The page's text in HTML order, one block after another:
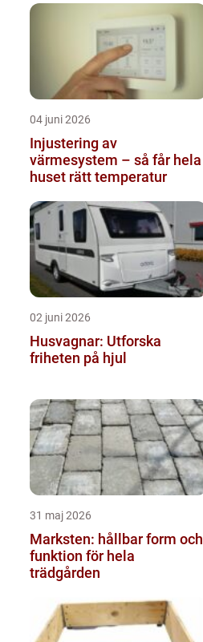
04 juni 2026
Injustering av
värmesystem – så får hela
huset rätt temperatur
02 juni 2026
Husvagnar: Utforska
friheten på hjul
31 maj 2026
Marksten: hållbar form och
funktion för hela
trädgården